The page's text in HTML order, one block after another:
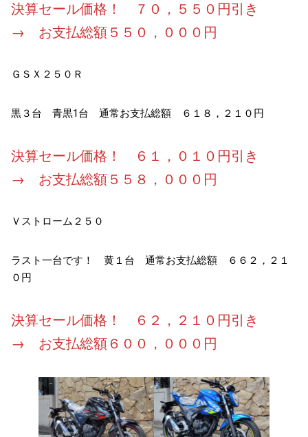
決算セール価格！ ７０，５５０円引き
→ お支払総額５５０，０００円
ＧＳＸ２５０Ｒ
黒３台 青黒1台 通常お支払総額 ６１８，２１０円
決算セール価格！ ６１，０１０円引き
→ お支払総額５５８，０００円
Ｖストローム２５０
ラスト一台です！ 黄１台 通常お支払総額 ６６２，２１
０円
決算セール価格！ ６２，２１０円引き
→ お支払総額６００，０００円